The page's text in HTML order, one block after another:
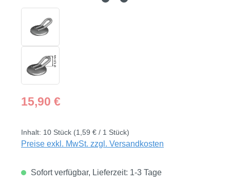
Regulärer Preis:
15,90 €
Inhalt: 10 Stück (1,59 € / 1 Stück)
Preise exkl. MwSt. zzgl. Versandkosten
Sofort verfügbar, Lieferzeit: 1-3 Tage